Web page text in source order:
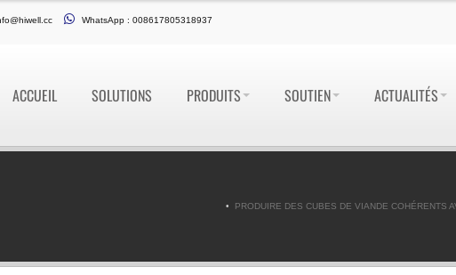
WhatsApp : 008617805318937
ACCUEIL SOLUTIONS PRODUITS SOUTIEN ACTUALITÉS
PRODUIRE DES CUBES DE VIANDE COHÉRENTS